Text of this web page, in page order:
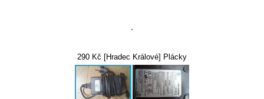
`
290 Kč [Hradec Králové] Plácky